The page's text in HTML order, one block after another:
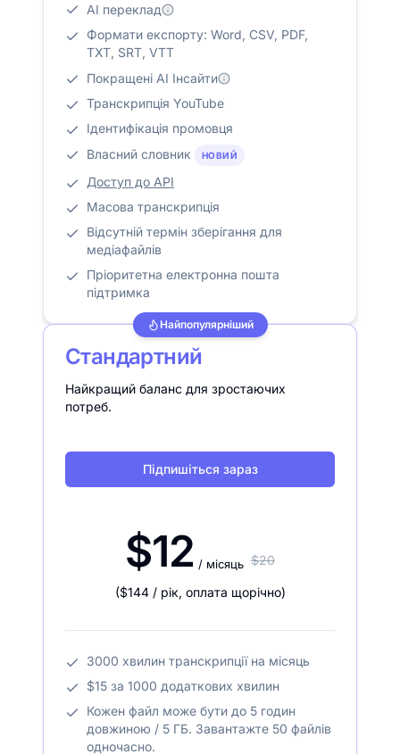
AI переклад
Формати експорту: Word, CSV, PDF,
TXT, SRT, VTT
Покращені AI Інсайти
Транскрипція YouTube
Ідентифікація промовця
Власний словник
НОВИЙ
Доступ до API
Масова транскрипція
Відсутній термін зберігання для
медіафайлів
Пріоритетна електронна пошта
підтримка
Найпопулярніший
Стандартний
Найкращий баланс для зростаючих
потреб.
Підпишіться зараз
$12 / місяць $20
($144 / рік, оплата щорічно)
3000 хвилин транскрипції на місяць
$15 за 1000 додаткових хвилин
Кожен файл може бути до 5 годин
довжиною / 5 ГБ. Завантажте 50 файлів
одночасно.